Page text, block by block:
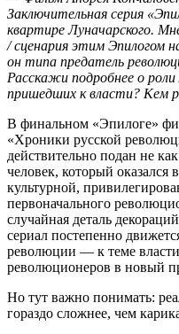
Заключительная серия
квартире Луначарского.
/ сценария этим Эпилогом
он типа предатель
Расскажи подробнее о роли
пришедших к власти? Кем
В финальном «Эпилоге»
«Хроники русской
действительно подан не
человек, который
культурной,
первоначального
случайная деталь
сериал постепенно
революции — к теме
революционеров в новый
Но тут важно понимать:
гораздо сложнее, чем